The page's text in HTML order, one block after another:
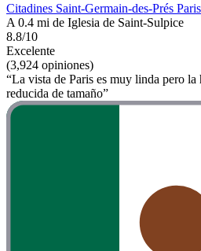
Citadines Saint-Germain-des-Prés Paris
A 0.4 mi de Iglesia de Saint-Sulpice
8.8/10
Excelente
(3,924 opiniones)
“La vista de Paris es muy linda pero la
reducida de tamaño”